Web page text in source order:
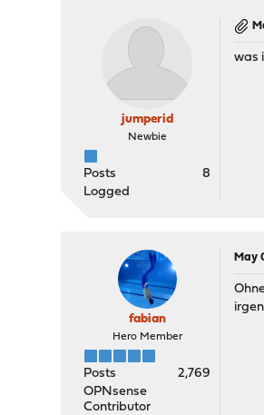
jumperid
Newbie
Posts
8
Logged
was
fabian
Hero Member
Posts
2,769
OPNsense
Contributor
May